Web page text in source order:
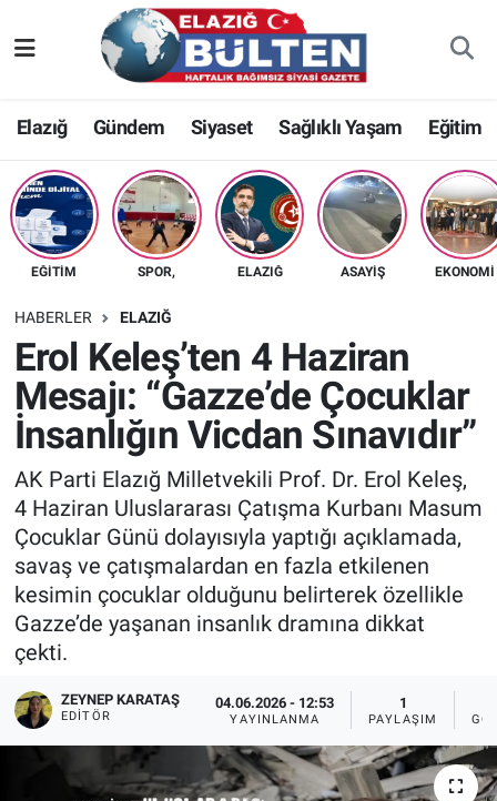
Elazığ Gündem Siyaset Sağlıklı Yaşam Eğitim
EĞITIM SPOR, ELAZIĞ ASAYIŞ EKONOMI
HABERLER ELAZIĞ
Erol Keleş’ten 4 Haziran
Mesajı: “Gazze’de Çocuklar
İnsanlığın Vicdan Sınavıdır”
AK Parti Elazığ Milletvekili Prof. Dr. Erol Keleş,
4 Haziran Uluslararası Çatışma Kurbanı Masum
Çocuklar Günü dolayısıyla yaptığı açıklamada,
savaş ve çatışmalardan en fazla etkilenen
kesimin çocuklar olduğunu belirterek özellikle
Gazze’de yaşanan insanlık dramına dikkat
çekti.
ZEYNEP KARATAŞ
EDITÖR
04.06.2026 - 12:53
YAYINLANMA
1
PAYLAŞIM
Asayiş
Bilim-Teknoloji
Eğitim
Ekonomi
Elazığ
Gündem
Kültür-Sanat
Sağlık
Sağlıklı Yaşam
Siyaset
Spor
Yaşam
Nöbetçi Eczaneler
Hava Durumu
Namaz Vakitleri
Trafik Durumu
Süper Lig Puan Durumu ve Fikstür
Tüm Manşetler
Son Dakika Haberleri
Haber Arşivi